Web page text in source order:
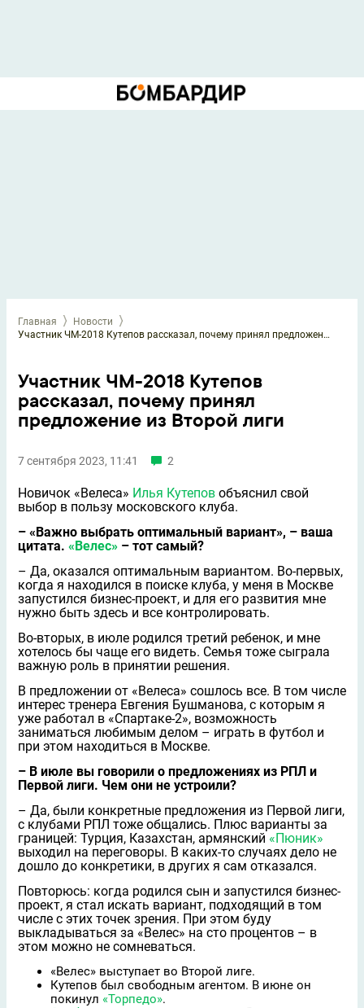
Главная
Новости
Участник ЧМ-2018 Кутепов рассказал, почему принял предложение из Второй лиги
Участник ЧМ-2018 Кутепов
рассказал, почему принял
предложение из Второй лиги
7 сентября 2023, 11:41 2
Новичок «Велеса» Илья Кутепов объяснил свой
выбор в пользу московского клуба.
– «Важно выбрать оптимальный вариант», – ваша
цитата. «Велес» – тот самый?
– Да, оказался оптимальным вариантом. Во-первых,
когда я находился в поиске клуба, у меня в Москве
запустился бизнес-проект, и для его развития мне
нужно быть здесь и все контролировать.
Во-вторых, в июле родился третий ребенок, и мне
хотелось бы чаще его видеть. Семья тоже сыграла
важную роль в принятии решения.
В предложении от «Велеса» сошлось все. В том числе
интерес тренера Евгения Бушманова, с которым я
уже работал в «Спартаке-2», возможность
заниматься любимым делом – играть в футбол и
при этом находиться в Москве.
– В июле вы говорили о предложениях из РПЛ и
Первой лиги. Чем они не устроили?
– Да, были конкретные предложения из Первой лиги,
с клубами РПЛ тоже общались. Плюс варианты за
границей: Турция, Казахстан, армянский «Пюник»
выходил на переговоры. В каких-то случаях дело не
дошло до конкретики, в других я сам отказался.
Повторюсь: когда родился сын и запустился бизнес-
проект, я стал искать вариант, подходящий в том
числе с этих точек зрения. При этом буду
выкладываться за «Велес» на сто процентов – в
этом можно не сомневаться.
«Велес» выступает во Второй лиге.
Кутепов был свободным агентом. В июне он
покинул «Торпедо».